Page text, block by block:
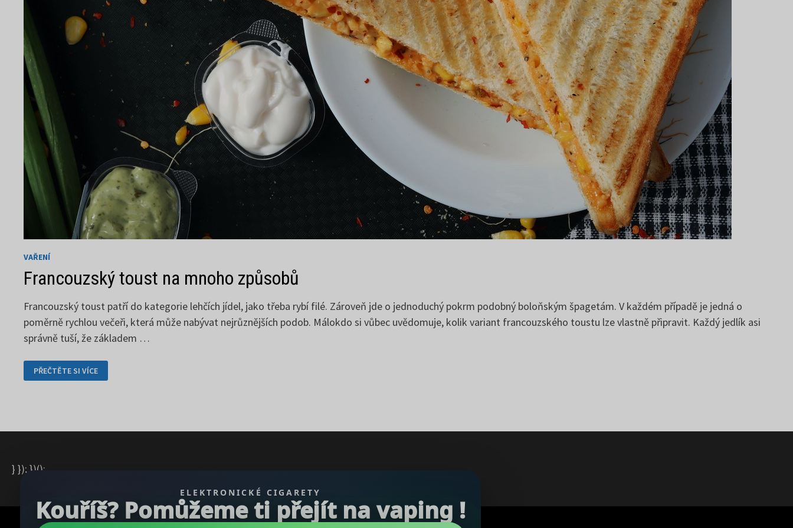
VAŘENÍ
Francouzský toust na mnoho způsobů
Francouzský toust patří do kategorie lehčích jídel, jako třeba rybí filé. Zároveň jde o jednoduchý pokrm podobný boloňským špagetám. V každém případě je jedná o
poměrně rychlou večeři, která může nabývat nejrůznějších podob. Málokdo si vůbec uvědomuje, kolik variant francouzského toustu lze vlastně připravit. Každý jedlík asi
správně tuší, že základem …
FRANCOUZSKÝ
TOUST
NA
PŘEČTĚTE SI VÍCE
ELEKTRONICKÉ CIGARETY
Kouříš? Pomůžeme ti přejít na vaping !
} }); })();
Copyright © 2026REGBU.COM.